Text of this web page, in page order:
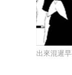
出來混遲